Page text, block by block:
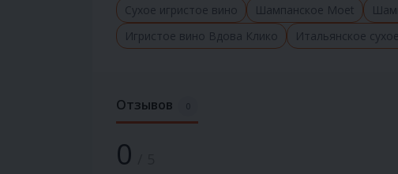
Сухое игристое вино
Шампанское Moet
Игристое вино Вдова Клико
Итальянское
Отзывов
0